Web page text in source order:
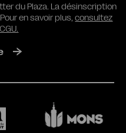
du Plaza. La désinscription
en savoir plus,consultez